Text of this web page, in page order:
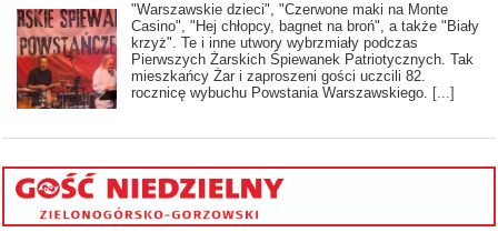
"Warszawskie dzieci", "Czerwone maki na Monte
Casino", "Hej chłopcy, bagnet na broń", a także "Biały
krzyż". Te i inne utwory wybrzmiały podczas
Pierwszych Żarskich Śpiewanek Patriotycznych. Tak
mieszkańcy Żar i zaproszeni gości uczcili 82.
rocznicę wybuchu Powstania Warszawskiego. [...]